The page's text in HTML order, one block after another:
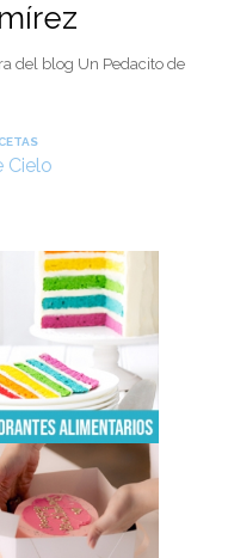
del blog Un Pedacito de
Cielo